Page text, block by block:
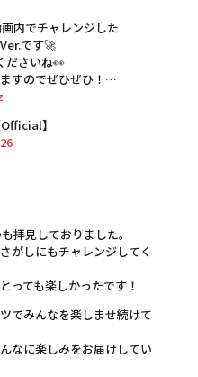
内でチャレンジした
です🚀
ださいね👀
ますのでぜひぜひ！…
】
拝見しておりました。
がしにもチャレンジしてく
っても楽しかったです！
でみんなを楽しませ続けて
なに楽しみをお届けしてい